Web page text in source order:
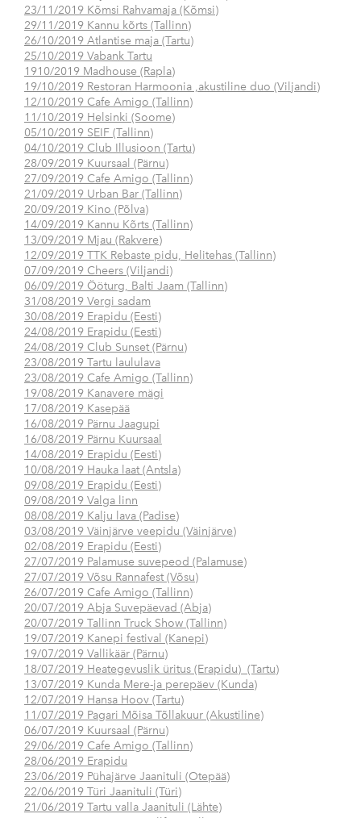
23/11/2019 Kõmsi Rahvamaja (Kõmsi)
29/11/2019 Kannu kõrts (Tallinn)
26/10/2019 Atlantise maja (Tartu)
25/10/2019 Vabank Tartu
1910/2019 Madhouse (Rapla)
19/10/2019 Restoran Harmoonia ,akustiline duo (Viljandi)
12/10/2019 Cafe Amigo (Tallinn)
11/10/2019 Helsinki (Soome)
05/10/2019 SEIF (Tallinn)
04/10/2019 Club Illusioon (Tartu)
28/09/2019 Kuursaal (Pärnu)
27/09/2019 Cafe Amigo (Tallinn)
21/09/2019 Urban Bar (Tallinn)
20/09/2019 Kino (Põlva)
14/09/2019 Kannu Kõrts (Tallinn)
13/09/2019 Mjau (Rakvere)
12/09/2019 TTK Rebaste pidu, Helitehas (Tallinn)
07/09/2019 Cheers (Viljandi)
06/09/2019 Ööturg, Balti Jaam (Tallinn)
31/08/2019 Vergi sadam
30/08/2019 Erapidu (Eesti)
24/08/2019 Erapidu (Eesti)
24/08/2019 Club Sunset (Pärnu)
23/08/2019 Tartu laululava
23/08/2019 Cafe Amigo (Tallinn)
19/08/2019 Kanavere mägi
17/08/2019 Kasepää
16/08/2019 Pärnu Jaagupi
16/08/2019 Pärnu Kuursaal
14/08/2019 Erapidu (Eesti)
10/08/2019 Hauka laat (Antsla)
09/08/2019 Erapidu (Eesti)
09/08/2019 Valga linn
08/08/2019 Kalju lava (Padise)
03/08/2019 Väinjärve veepidu (Väinjärve)
02/08/2019 Erapidu (Eesti)
27/07/2019 Palamuse suvepeod (Palamuse)
27/07/2019 Võsu Rannafest (Võsu)
26/07/2019 Cafe Amigo (Tallinn)
20/07/2019 Abja Suvepäevad (Abja)
20/07/2019 Tallinn Truck Show (Tallinn)
19/07/2019 Kanepi festival (Kanepi)
19/07/2019 Vallikäär (Pärnu)
18/07/2019 Heategevuslik üritus (Erapidu) (Tartu)
13/07/2019 Kunda Mere-ja perepäev (Kunda)
12/07/2019 Hansa Hoov (Tartu)
11/07/2019 Pagari Mõisa Tõllakuur (Akustiline)
06/07/2019 Kuursaal (Pärnu)
29/06/2019 Cafe Amigo (Tallinn)
28/06/2019 Erapidu
23/06/2019 Pühajärve Jaanituli (Otepää)
22/06/2019 Türi Jaanituli (Türi)
21/06/2019 Tartu valla Jaanituli (Lähte)